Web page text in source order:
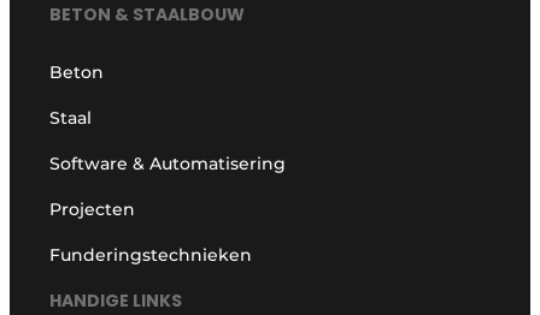
BETON & STAALBOUW
Beton
Staal
Software & Automatisering
Projecten
Funderingstechnieken
HANDIGE LINKS